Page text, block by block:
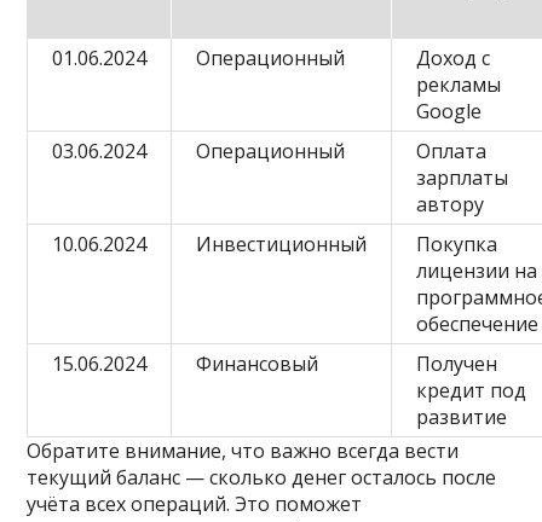
01.06.2024 Операционный
Доход с
рекламы
Google
03.06.2024
Операционный
Оплата
зарплаты
автору
10.06.2024
Инвестиционный
Покупка
лицензии на
обеспечение
15.06.2024
Финансовый
Получен
кредит под
развитие
Обратите внимание, что важно всегда вести
текущий баланс — сколько денег осталось после
учёта всех операций. Это поможет